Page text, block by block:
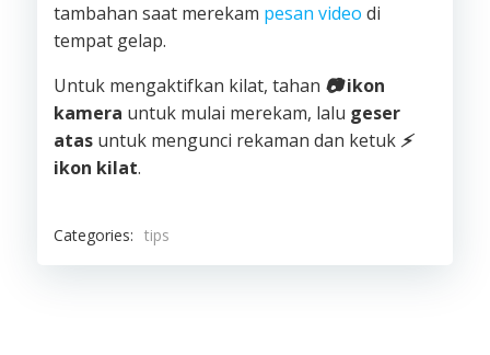
tambahan saat merekam pesan video di
tempat gelap.
Untuk mengaktifkan kilat, tahan 📷 ikon
kamera untuk mulai merekam, lalu geser
atas untuk mengunci rekaman dan ketuk ⚡
ikon kilat.
Categories: tips